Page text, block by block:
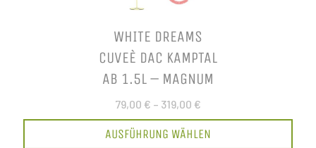
WHITE DREAMS
CUVEÈ DAC KAMPTAL
AB 1.5L – MAGNUM
79,00 € – 319,00 €
AUSFÜHRUNG WÄHLEN